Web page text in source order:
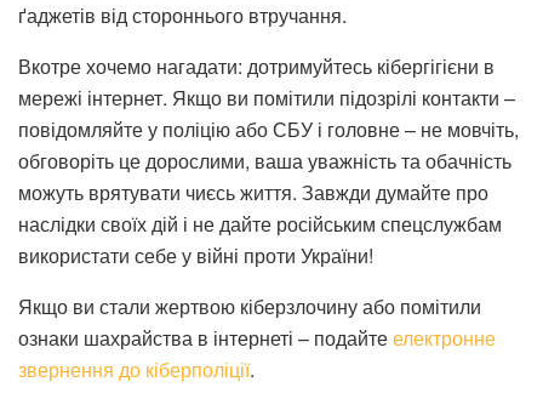
ґаджетів від стороннього втручання.
Вкотре хочемо нагадати: дотримуйтесь кібергігієни в
мережі інтернет. Якщо ви помітили підозрілі контакти –
повідомляйте у поліцію або СБУ і головне – не мовчіть,
обговоріть це дорослими, ваша уважність та обачність
можуть врятувати чиєсь життя. Завжди думайте про
наслідки своїх дій і не дайте російським спецслужбам
використати себе у війні проти України!
Якщо ви стали жертвою кіберзлочину або помітили
ознаки шахрайства в інтернеті – подайтеелектронне
звернення до кіберполіції.